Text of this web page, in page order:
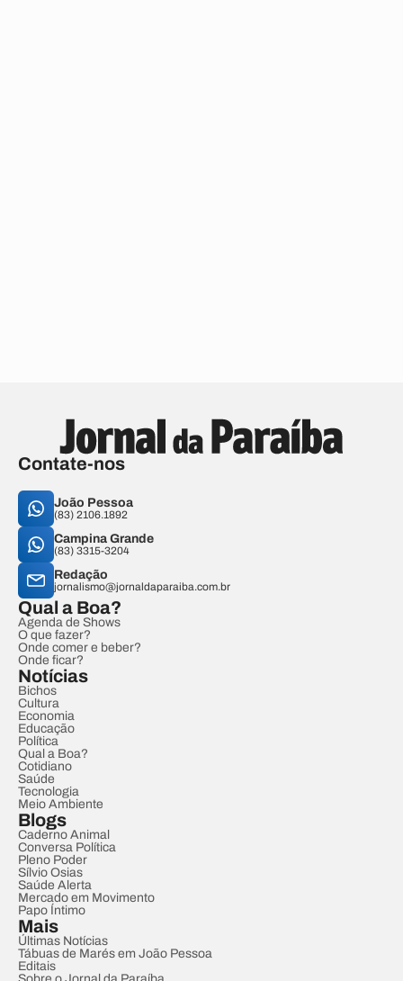
Contate-nos
João Pessoa
(83) 2106.1892
Campina Grande
(83) 3315-3204
Redação
jornalismo@jornaldaparaiba.com.br
Qual a Boa?
Agenda de Shows
O que fazer?
Onde comer e beber?
Onde ficar?
Notícias
Bichos
Cultura
Economia
Educação
Política
Qual a Boa?
Cotidiano
Saúde
Tecnologia
Meio Ambiente
Blogs
Caderno Animal
Conversa Política
Pleno Poder
Sílvio Osias
Saúde Alerta
Mercado em Movimento
Papo Íntimo
Mais
Últimas Notícias
Tábuas de Marés em João Pessoa
Editais